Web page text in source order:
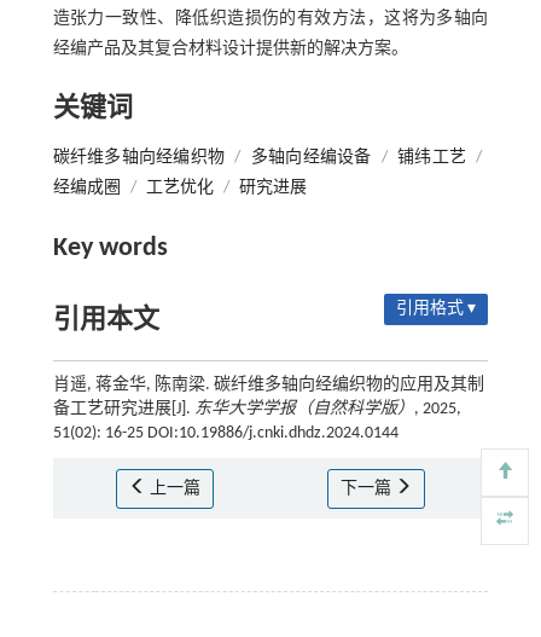
造张力一致性、降低织造损伤的有效方法，这将为多轴向
经编产品及其复合材料设计提供新的解决方案。
关键词
碳纤维多轴向经编织物 / 多轴向经编设备 / 铺纬工艺
/
经编成圈
/ 工艺优化 / 研究进展
Key words
引用本文 引用格式 ▾
肖遥, 蒋金华, 陈南梁. 碳纤维多轴向经编织物的应用及其制
备工艺研究进展[J]. 东华大学学报（自然科学版） , 2025,
51(02): 16-25 DOI:10.19886/j.cnki.dhdz.2024.0144
上一篇 下一篇